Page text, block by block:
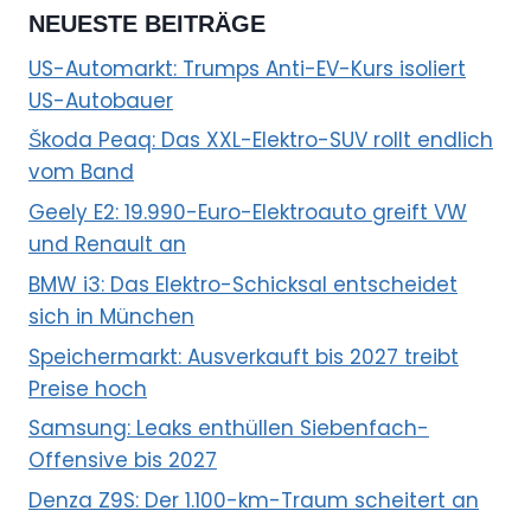
NEUESTE BEITRÄGE
US-Automarkt: Trumps Anti-EV-Kurs isoliert
US-Autobauer
Škoda Peaq: Das XXL-Elektro-SUV rollt endlich
vom Band
Geely E2: 19.990-Euro-Elektroauto greift VW
und Renault an
BMW i3: Das Elektro-Schicksal entscheidet
sich in München
Speichermarkt: Ausverkauft bis 2027 treibt
Preise hoch
Samsung: Leaks enthüllen Siebenfach-
Offensive bis 2027
Denza Z9S: Der 1.100-km-Traum scheitert an